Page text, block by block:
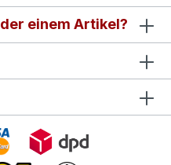
einem Artikel?